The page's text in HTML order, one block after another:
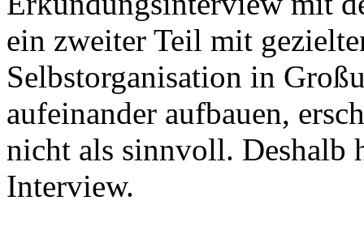
ein zweiter Teil mit
Selbstorganisation in
aufeinander aufbauen,
nicht als sinnvoll. Deshalb
Interview.